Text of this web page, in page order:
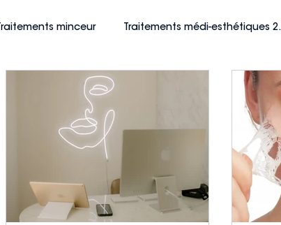
Traitements minceur Traitements médi-esthétiques